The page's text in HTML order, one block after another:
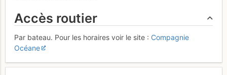
Accès routier
Par bateau. Pour les horaires voir le site : Compagnie
Océane